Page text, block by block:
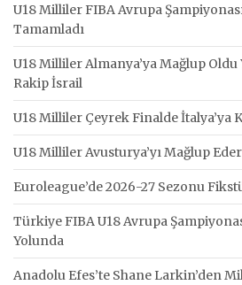
U18 Milliler FIBA Avrupa
Tamamladı
U18 Milliler Almanya’ya Mağlup
Rakip İsrail
U18 Milliler Çeyrek Finalde İtalya’ya
U18 Milliler Avusturya’yı Mağlup
Euroleague’de 2026-27 Sezonu
Türkiye FIBA U18 Avrupa
Yolunda
Anadolu Efes’te Shane Larkin’den